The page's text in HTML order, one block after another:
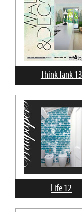
Think Tank 13
Life 12